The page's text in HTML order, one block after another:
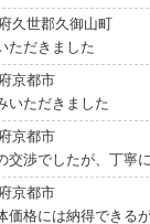
久世郡久御山町
ただきました
京都市
いただきました
京都市
交渉でしたが、丁寧
京都市
価格には納得できる